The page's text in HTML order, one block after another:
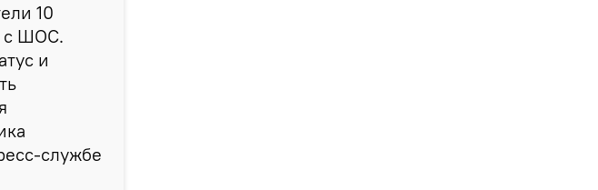
10
с ШОС.
и
службе